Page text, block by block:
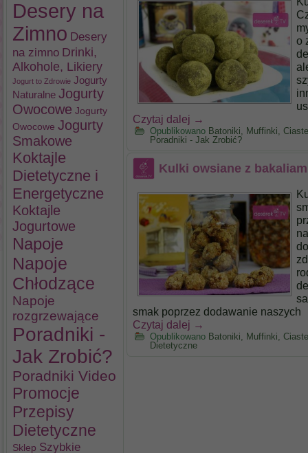
Desery na
Zimno Desery
na zimno Drinki,
Alkohole, Likiery
Jogurt to Zdrowie Jogurty
Naturalne Jogurty
Owocowe Jogurty
Owocowe Jogurty
Smakowe
Koktajle
Dietetyczne i
Energetyczne
Koktajle
Jogurtowe
Napoje
Napoje
Chłodzące
Napoje
rozgrzewające
Poradniki -
Jak Zrobić?
Poradniki Video
Promocje
Przepisy
Dietetyczne
Sklep Szybkie
o
Czytaj dalej →
Opublikowano Batoniki, Muffinki,
Poradniki - Jak Zrobić?
Kulki owsiane z
smak poprzez dodawanie naszych
Czytaj dalej →
Opublikowano Batoniki, Muffinki,
Dietetyczne